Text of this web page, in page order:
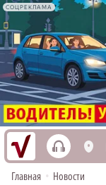
СОЦРЕКЛАМА
h L
Главная • Новости